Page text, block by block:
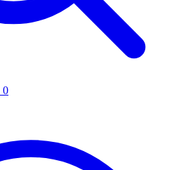
0